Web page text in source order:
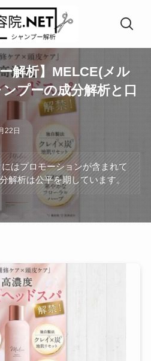
解析】MELCE(メル
プーの成分解析と口
22日
はプロモーションが含まれて
解析は公平を期しています。